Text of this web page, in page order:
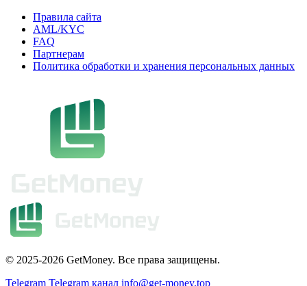
Правила сайта
AML/KYC
FAQ
Партнерам
Политика обработки и хранения персональных данных
© 2025-2026 GetMoney. Все права защищены.
Telegram Telegram канал info@get-money.top